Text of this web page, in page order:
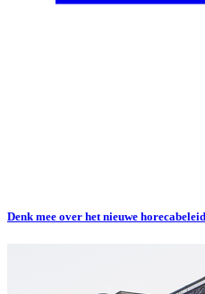
Denk mee over het nieuwe